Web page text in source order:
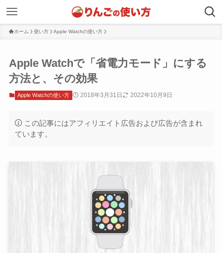
ホーム 使い方 Apple Watchの使い方
Apple Watchで「省電力モード」にする
方法と、その効果
Apple Watchの使い方 2018年3月31日 2022年10月9日
この記事にはアフィリエイト広告および広告が含まれ
ています。